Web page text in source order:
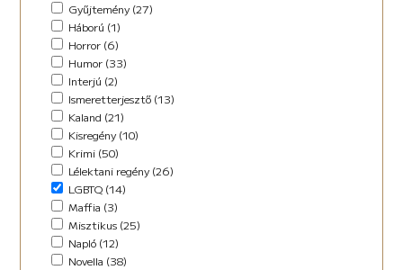
Misztikus (9)
Napló (4)
New Adult (5)
Novella (34)
Oktatás (2)
Paródia (3)
Regény (42)
Romantikus (29)
Sci-fi (14)
Steampunk (1)
Urban Fantasy (2)
Utikönyv (8)
Válogatott írások (48)
Vers (17)
Gyűjtemény (27)
Háború (1)
Horror (6)
Humor (33)
Interjú (2)
Ismeretterjesztő (13)
Kaland (21)
Kisregény (10)
Krimi (50)
Lélektani regény (26)
LGBTQ (14)
Maffia (3)
Misztikus (25)
Napló (12)
Novella (38)